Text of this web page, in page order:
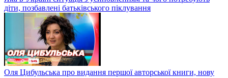
діти, позбавлені батьківського піклування
Оля Цибульська про видання першої авторської книги, нову